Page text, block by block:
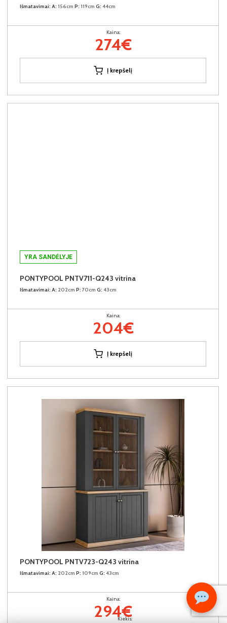
Kiekis:
Išmatavimai: A: 156cm P: 119cm G: 44cm
Kaina:
274€
Į krepšelį
YRA SANDĖLYJE
PONTYPOOL PNTV711-Q243 vitrina
Išmatavimai: A: 202cm P: 70cm G: 43cm
Kaina:
204€
Į krepšelį
PONTYPOOL PNTV723-Q243 vitrina
Išmatavimai: A: 202cm P: 109cm G: 43cm
Kaina:
294€